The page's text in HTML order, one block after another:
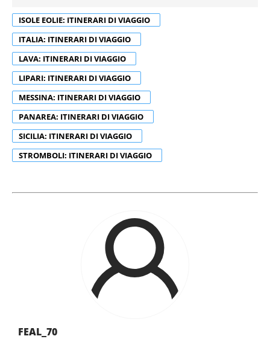
ISOLE EOLIE: ITINERARI DI VIAGGIO
ITALIA: ITINERARI DI VIAGGIO
LAVA: ITINERARI DI VIAGGIO
LIPARI: ITINERARI DI VIAGGIO
MESSINA: ITINERARI DI VIAGGIO
PANAREA: ITINERARI DI VIAGGIO
SICILIA: ITINERARI DI VIAGGIO
STROMBOLI: ITINERARI DI VIAGGIO
FEAL_70